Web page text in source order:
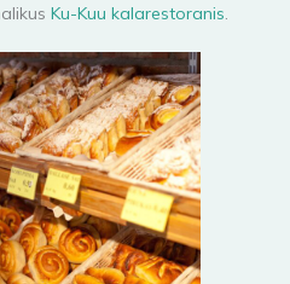
Ku-Kuu kalarestoranis.